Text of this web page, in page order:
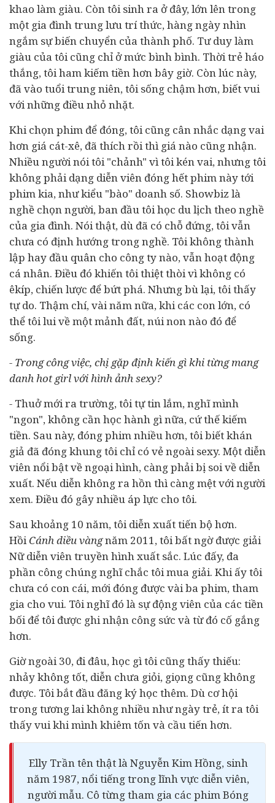
khao làm giàu. Còn tôi sinh ra ở đây, lớn lên trong
một gia đình trung lưu trí thức, hàng ngày nhìn
ngắm sự biến chuyển của thành phố. Tư duy làm
giàu của tôi cũng chỉ ở mức bình bình. Thời trẻ háo
thắng, tôi ham kiếm tiền hơn bây giờ. Còn lúc này,
đã vào tuổi trung niên, tôi sống chậm hơn, biết vui
với những điều nhỏ nhặt.
Khi chọn phim để đóng, tôi cũng cân nhắc dạng vai
hơn giá cát-xê, đã thích rồi thì giá nào cũng nhận.
Nhiều người nói tôi "chảnh" vì tôi kén vai, nhưng tôi
không phải dạng diễn viên đóng hết phim này tới
phim kia, như kiểu "bào" doanh số. Showbiz là
nghề chọn người, ban đầu tôi học du lịch theo nghề
của gia đình. Nói thật, dù đã có chỗ đứng, tôi vẫn
chưa có định hướng trong nghề. Tôi không thành
lập hay đầu quân cho công ty nào, vẫn hoạt động
cá nhân. Điều đó khiến tôi thiệt thòi vì không có
êkíp, chiến lược để bứt phá. Nhưng bù lại, tôi thấy
tự do. Thậm chí, vài năm nữa, khi các con lớn, có
thể tôi lui về một mảnh đất, núi non nào đó để
sống.
- Trong công việc, chị gặp định kiến gì khi từng mang
danh hot girl với hình ảnh sexy?
- Thuở mới ra trường, tôi tự tin lắm, nghĩ mình
"ngon", không cần học hành gì nữa, cứ thế kiếm
tiền. Sau này, đóng phim nhiều hơn, tôi biết khán
giả đã đóng khung tôi chỉ có vẻ ngoài sexy. Một diễn
viên nổi bật về ngoại hình, càng phải bị soi về diễn
xuất. Nếu diễn không ra hồn thì càng mệt với người
xem. Điều đó gây nhiều áp lực cho tôi.
Sau khoảng 10 năm, tôi diễn xuất tiến bộ hơn.
HồiCánh diều vàngnăm 2011, tôi bất ngờ được giải
Nữ diễn viên truyền hình xuất sắc. Lúc đấy, đa
phần công chúng nghĩ chắc tôi mua giải. Khi ấy tôi
chưa có con cái, mới đóng được vài ba phim, tham
gia cho vui. Tôi nghĩ đó là sự động viên của các tiền
bối để tôi được ghi nhận công sức và từ đó cố gắng
hơn.
Giờ ngoài 30, đi đâu, học gì tôi cũng thấy thiếu:
nhảy không tốt, diễn chưa giỏi, giọng cũng không
được. Tôi bắt đầu đăng ký học thêm. Dù cơ hội
trong tương lai không nhiều như ngày trẻ, ít ra tôi
thấy vui khi mình khiêm tốn và cầu tiến hơn.
Elly Trần tên thật là Nguyễn Kim Hồng, sinh
năm 1987, nổi tiếng trong lĩnh vực diễn viên,
người mẫu. Cô từng tham gia các phim Bóng